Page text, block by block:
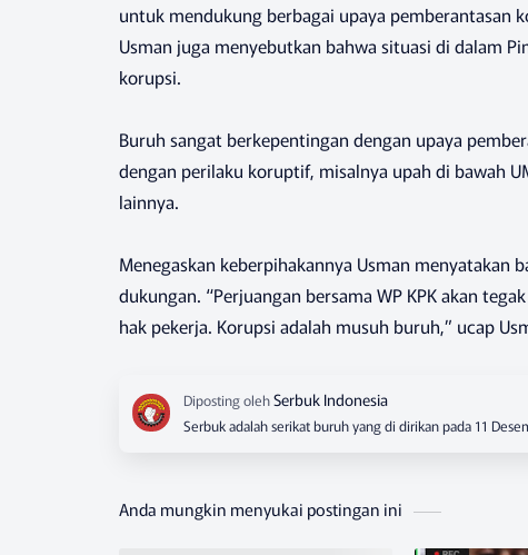
untuk mendukung berbagai upaya pemberantasan
Usman juga menyebutkan bahwa situasi di dalam
korupsi.
Buruh sangat berkepentingan dengan upaya
dengan perilaku koruptif, misalnya upah di bawah
lainnya.
Menegaskan keberpihakannya Usman menyatakan
dukungan. “Perjuangan bersama WP KPK akan
hak pekerja. Korupsi adalah musuh buruh,” ucap
Serbuk adalah serikat buruh yang di dirikan pada 11
Anda mungkin menyukai postingan ini